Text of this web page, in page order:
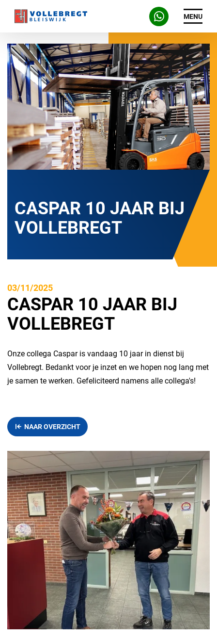
MENU
CASPAR 10 JAAR BIJ
VOLLEBREGT
03/11/2025
CASPAR 10 JAAR BIJ
VOLLEBREGT
Onze collega Caspar is vandaag 10 jaar in dienst bij
Vollebregt. Bedankt voor je inzet en we hopen nog lang met
je samen te werken. Gefeliciteerd namens alle collega's!
NAAR OVERZICHT